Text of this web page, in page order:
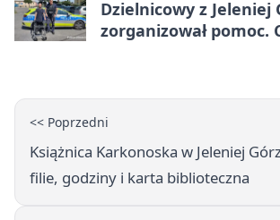
Dzielnicowy z Jeleniej
zorganizował pomoc.
<< Poprzedni
Książnica Karkonoska w Jeleniej
filie, godziny i karta biblioteczna